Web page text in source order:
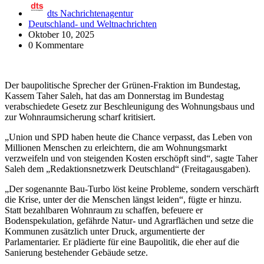
dts Nachrichtenagentur
Deutschland- und Weltnachrichten
Oktober 10, 2025
0 Kommentare
Der baupolitische Sprecher der Grünen-Fraktion im Bundestag,
Kassem Taher Saleh, hat das am Donnerstag im Bundestag
verabschiedete Gesetz zur Beschleunigung des Wohnungsbaus und
zur Wohnraumsicherung scharf kritisiert.
„Union und SPD haben heute die Chance verpasst, das Leben von
Millionen Menschen zu erleichtern, die am Wohnungsmarkt
verzweifeln und von steigenden Kosten erschöpft sind“, sagte Taher
Saleh dem „Redaktionsnetzwerk Deutschland“ (Freitagausgaben).
„Der sogenannte Bau-Turbo löst keine Probleme, sondern verschärft
die Krise, unter der die Menschen längst leiden“, fügte er hinzu.
Statt bezahlbaren Wohnraum zu schaffen, befeuere er
Bodenspekulation, gefährde Natur- und Agrarflächen und setze die
Kommunen zusätzlich unter Druck, argumentierte der
Parlamentarier. Er plädierte für eine Baupolitik, die eher auf die
Sanierung bestehender Gebäude setze.